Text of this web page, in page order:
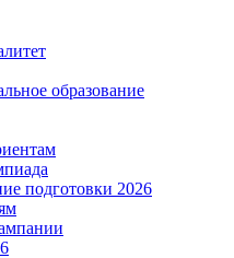
образование
подготовки 2026